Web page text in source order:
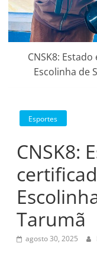
CNSK8:
Escolinha de
Esportes
CNSK8:
Tarumã
agosto 30, 2025